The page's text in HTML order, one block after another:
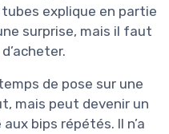
explique en partie
surprise, mais il faut
de pose sur une
mais peut devenir un
bips répétés. Il n’a